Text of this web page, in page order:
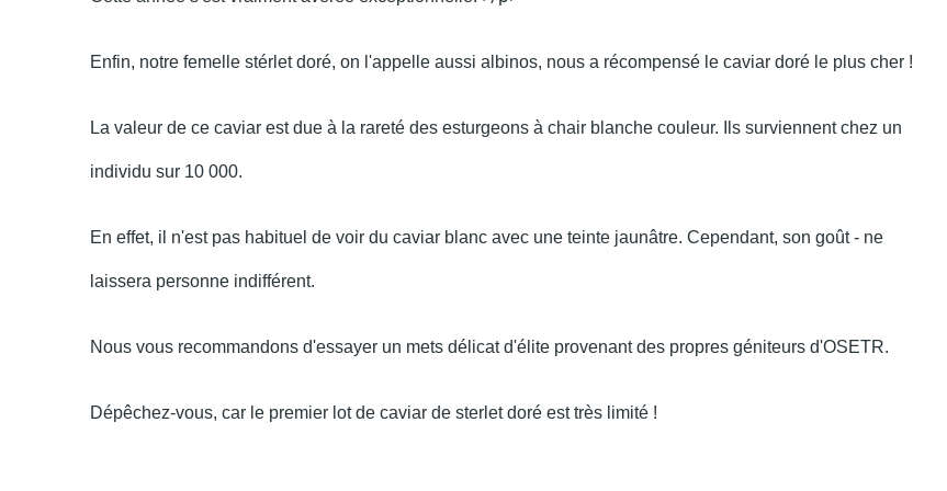
Enfin, notre femelle stérlet doré, on l'appelle aussi albinos, nous a récompensé le caviar doré le plus cher !
La valeur de ce caviar est due à la rareté des esturgeons à chair blanche couleur. Ils surviennent chez un
individu sur 10 000.
En effet, il n'est pas habituel de voir du caviar blanc avec une teinte jaunâtre. Cependant, son goût - ne
laissera personne indifférent.
Nous vous recommandons d'essayer un mets délicat d'élite provenant des propres géniteurs d'OSETR.
Dépêchez-vous, car le premier lot de caviar de sterlet doré est très limité !